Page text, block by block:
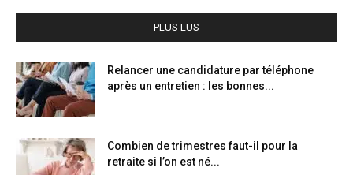
PLUS LUS
Relancer une candidature par téléphone
après un entretien : les bonnes...
Combien de trimestres faut-il pour la
retraite si l’on est né...